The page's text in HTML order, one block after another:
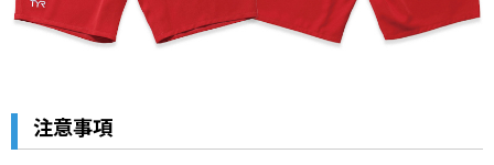
注意事項